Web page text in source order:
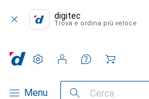
digitec
Trova e ordina più veloce
Categoria Navigazione
Menu Cerca
Impostazioni
Conto cliente
Liste di confronto
Liste dei desideri
Carrello